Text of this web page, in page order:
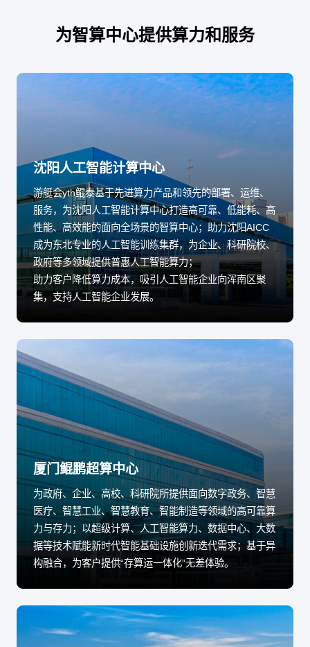
为智算中心提供算力和服务
沈阳人工智能计算中心
游艇会yth鲲泰基于先进算力产品和领先的部署、运维、
服务，为沈阳人工智能计算中心打造高可靠、低能耗、高
性能、高效能的面向全场景的智算中心；助力沈阳AICC
成为东北专业的人工智能训练集群，为企业、科研院校、
政府等多领域提供普惠人工智能算力；
助力客户降低算力成本，吸引人工智能企业向浑南区聚
集，支持人工智能企业发展。
厦门鲲鹏超算中心
为政府、企业、高校、科研院所提供面向数字政务、智慧
医疗、智慧工业、智慧教育、智能制造等领域的高可靠算
力与存力；以超级计算、人工智能算力、数据中心、大数
据等技术赋能新时代智能基础设施创新迭代需求；基于异
构融合，为客户提供“存算运一体化”无差体验。